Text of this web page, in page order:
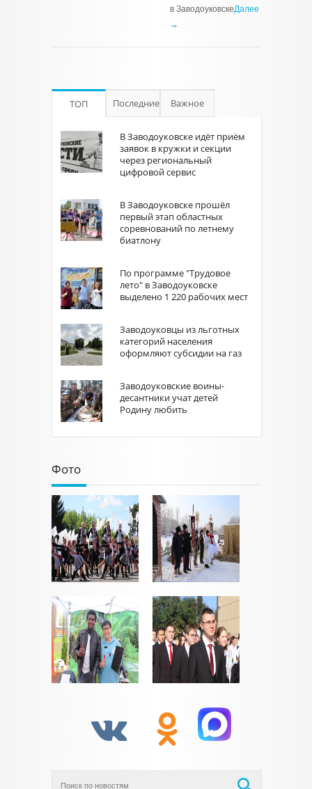
в ЗаводоуковскеДалее
→
ТОП Последние Важное
В Заводоуковске идёт приём
заявок в кружки и секции
через региональный
цифровой сервис
В Заводоуковске прошёл
первый этап областных
соревнований по летнему
биатлону
По программе "Трудовое
лето" в Заводоуковске
выделено 1 220 рабочих мест
Заводоуковцы из льготных
категорий населения
оформляют субсидии на газ
Заводоуковские воины-
десантники учат детей
Родину любить
Фото